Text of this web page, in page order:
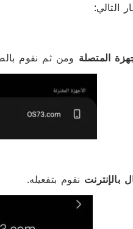
التالي:
المتصلة ومن ثم نقوم
بالإنترنت نقوم بتفعيله.